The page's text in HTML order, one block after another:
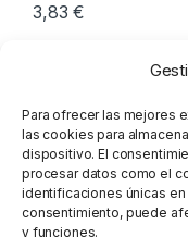
Para ofrecer las mejores
las cookies para
dispositivo. El
procesar datos como el
identificaciones únicas
consentimiento, puede
y funciones.
3,83€